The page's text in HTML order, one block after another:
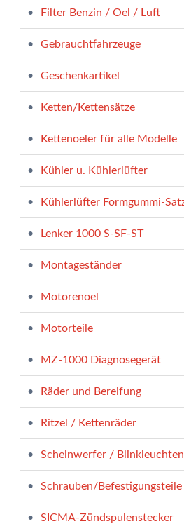
Filter Benzin / Oel / Luft
Gebrauchtfahrzeuge
Geschenkartikel
Ketten/Kettensätze
Kettenoeler für alle Modelle
Kühler u. Kühlerlüfter
Kühlerlüfter Formgummi-
Lenker 1000 S-SF-ST
Montageständer
Motorenoel
Motorteile
MZ-1000 Diagnosegerät
Räder und Bereifung
Ritzel / Kettenräder
Scheinwerfer / Blinkleuchten
Schrauben/Befestigungsteile
SICMA-Zündspulenstecker